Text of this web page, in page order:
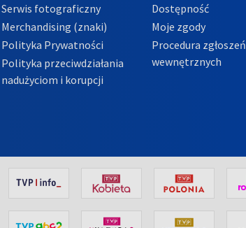
Serwis fotograficzny
Merchandising (znaki)
Polityka Prywatności
Polityka przeciwdziałania
nadużyciom i korupcji
Dostępność
Moje zgody
Procedura zgłoszeń
wewnętrznych